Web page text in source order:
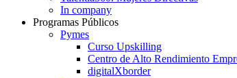
In company
Programas Públicos
Pymes
Curso Upskilling
Centro de Alto Rendimiento
digitalXborder